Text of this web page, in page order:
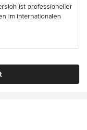
ist professioneller
im internationalen